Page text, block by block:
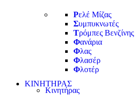
Ρελέ Μίζας
Συμπυκνωτές
Τρόμπες Βενζίνης
Φανάρια
Φλας
Φλασέρ
Φλοτέρ
ΚΙΝΗΤΗΡΑΣ
Κινητήρας